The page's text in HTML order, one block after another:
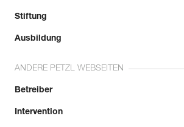
Stiftung
Ausbildung
ANDERE PETZL WEBSEITEN
Betreiber
Intervention